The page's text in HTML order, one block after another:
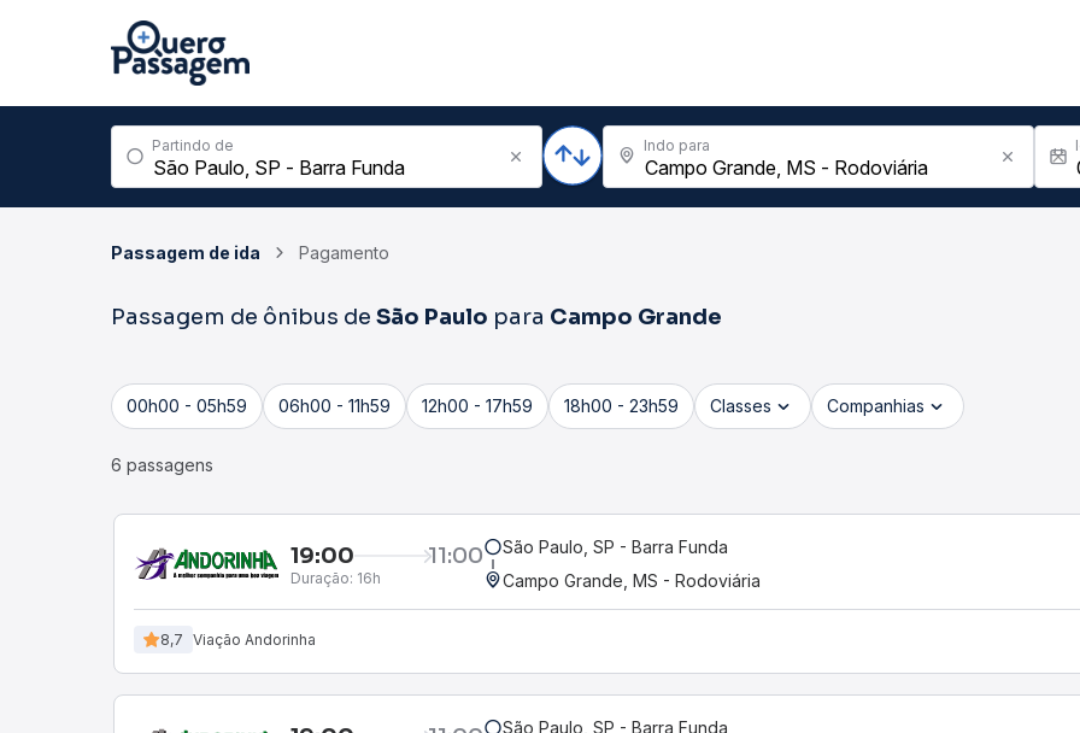
Partindo de Indo para
Passagem de ida Pagamento
Passagem de ônibus de São Paulo para Campo Grande
00h00 - 05h59 06h00 - 11h59 12h00 - 17h59 18h00 - 23h59 Classes Companhias
6 passagens
19:00 11:00
Duração: 16h
São Paulo, SP - Barra Funda
Campo Grande, MS - Rodoviária
8,7 Viação Andorinha
São Paulo, SP - Barra Funda